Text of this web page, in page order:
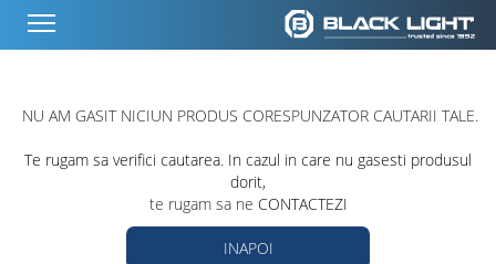
NU AM GASIT NICIUN PRODUS CORESPUNZATOR CAUTARII TALE.
Te rugam sa verifici cautarea. In cazul in care nu gasesti produsul
dorit,
te rugam sa ne CONTACTEZI
INAPOI